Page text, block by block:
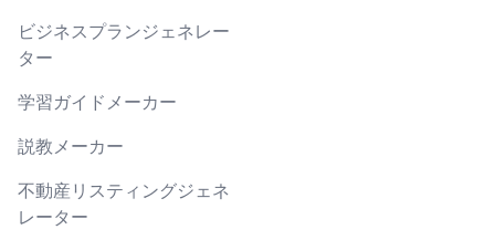
ビジネスプランジェネレー
ター
学習ガイドメーカー
説教メーカー
不動産リスティングジェネ
レーター